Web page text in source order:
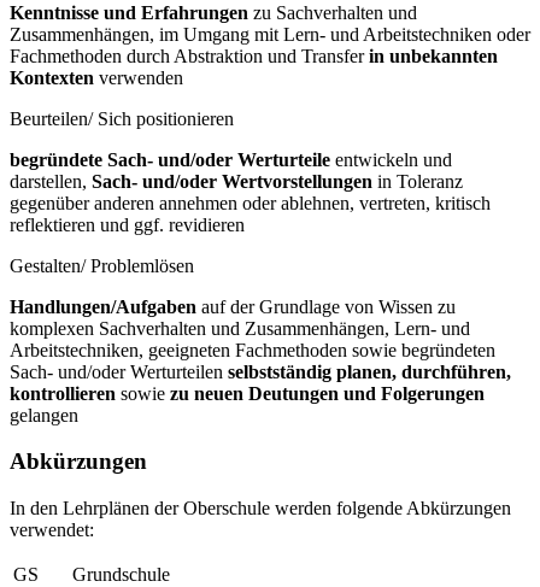
Kenntnisse und Erfahrungen zu Sachverhalten und
Zusammenhängen, im Umgang mit Lern- und Arbeitstechniken oder
Fachmethoden durch Abstraktion und Transferin unbekannten
Kontexten verwenden
Beurteilen/ Sich positionieren
begründete Sach- und/oder Werturteile entwickeln und
darstellen, Sach- und/oder Wertvorstellungen in Toleranz
gegenüber anderen annehmen oder ablehnen, vertreten, kritisch
reflektieren und ggf. revidieren
Gestalten/ Problemlösen
Handlungen/Aufgaben auf der Grundlage von Wissen zu
komplexen Sachverhalten und Zusammenhängen, Lern- und
Arbeitstechniken, geeigneten Fachmethoden sowie begründeten
Sach- und/oder Werturteilen selbstständig planen, durchführen,
kontrollieren sowie zu neuen Deutungen und Folgerungen
gelangen
Abkürzungen
In den Lehrplänen der Oberschule werden folgende Abkürzungen
verwendet:
GS
Grundschule